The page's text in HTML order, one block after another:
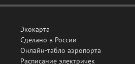
Экокарта
Сделано в России
Онлайн-табло аэропорта
Расписание электричек